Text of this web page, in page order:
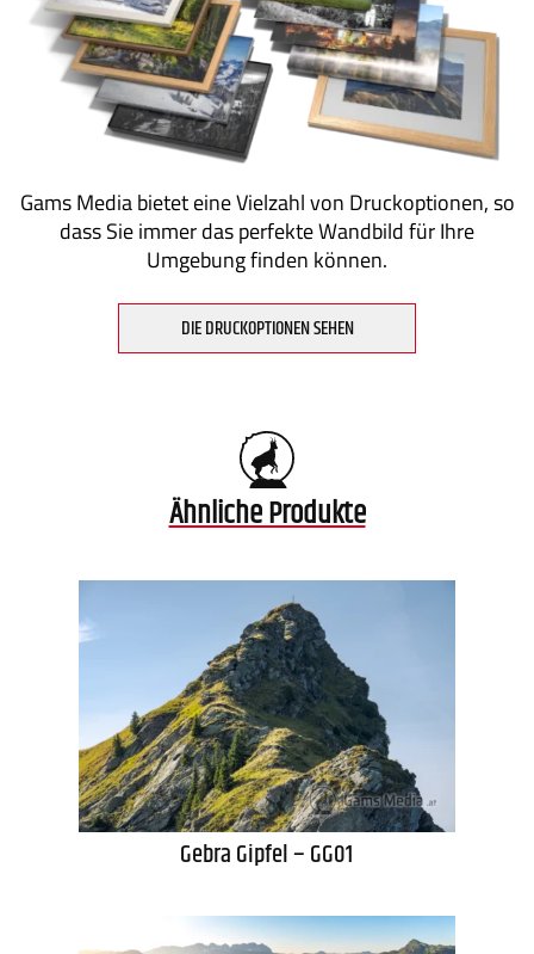
Gams Media bietet eine Vielzahl von Druckoptionen, so
dass Sie immer das perfekte Wandbild für Ihre
Umgebung finden können.
DIE DRUCKOPTIONEN SEHEN
Ähnliche Produkte
Gebra Gipfel – GG01